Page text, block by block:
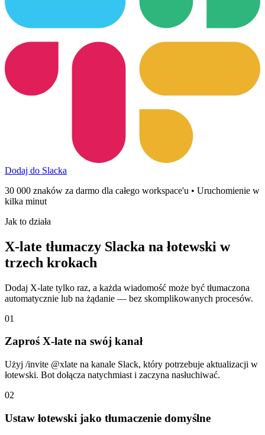
Dodaj do Slacka
30 000 znaków za darmo dla całego workspace'u • Uruchomienie w
kilka minut
Jak to działa
X-late tłumaczy Slacka na łotewski w
trzech krokach
Dodaj X-late tylko raz, a każda wiadomość może być tłumaczona
automatycznie lub na żądanie — bez skomplikowanych procesów.
01
Zaproś X-late na swój kanał
Użyj /invite @xlate na kanale Slack, który potrzebuje aktualizacji w
łotewski. Bot dołącza natychmiast i zaczyna nasłuchiwać.
02
Ustaw łotewski jako tłumaczenie domyślne